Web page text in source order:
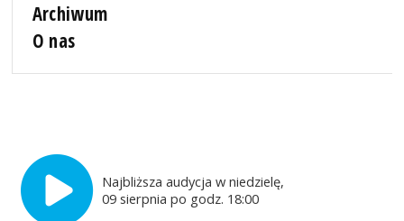
Archiwum
O nas
Najbliższa audycja w niedzielę,
09 sierpnia po godz. 18:00